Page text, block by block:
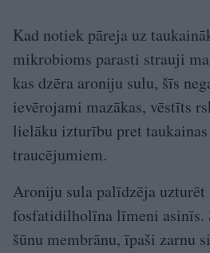
Kad notiek pāreja uz
mikrobioms parasti strauji
kas dzēra aroniju sulu, šīs
ievērojami mazākas, vēstīts
lielāku izturību pret
traucējumiem.
Aroniju sula palīdzēja uzturēt
fosfatidilholīna līmeni asinīs.
šūnu membrānu, īpaši zarnu